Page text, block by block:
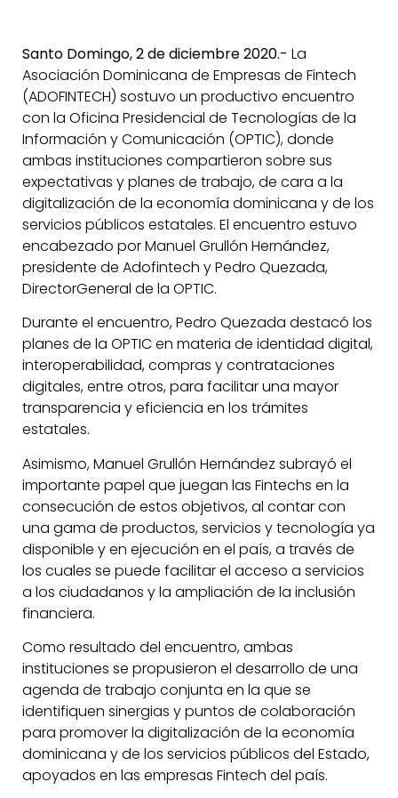
Santo Domingo, 2 de diciembre 2020.- La
Asociación Dominicana de Empresas de Fintech
(ADOFINTECH) sostuvo un productivo encuentro
con la Oficina Presidencial de Tecnologías de la
Información y Comunicación (OPTIC), donde
ambas instituciones compartieron sobre sus
expectativas y planes de trabajo, de cara a la
digitalización de la economía dominicana y de los
servicios públicos estatales. El encuentro estuvo
encabezado por Manuel Grullón Hernández,
presidente de Adofintech y Pedro Quezada,
DirectorGeneral de la OPTIC.
Durante el encuentro, Pedro Quezada destacó los
planes de la OPTIC en materia de identidad digital,
interoperabilidad, compras y contrataciones
digitales, entre otros, para facilitar una mayor
transparencia y eficiencia en los trámites
estatales.
Asimismo, Manuel Grullón Hernández subrayó el
importante papel que juegan las Fintechs en la
consecución de estos objetivos, al contar con
una gama de productos, servicios y tecnología ya
disponible y en ejecución en el país, a través de
los cuales se puede facilitar el acceso a servicios
a los ciudadanos y la ampliación de la inclusión
financiera.
Como resultado del encuentro, ambas
instituciones se propusieron el desarrollo de una
agenda de trabajo conjunta en la que se
identifiquen sinergias y puntos de colaboración
para promover la digitalización de la economía
dominicana y de los servicios públicos del Estado,
apoyados en las empresas Fintech del país.